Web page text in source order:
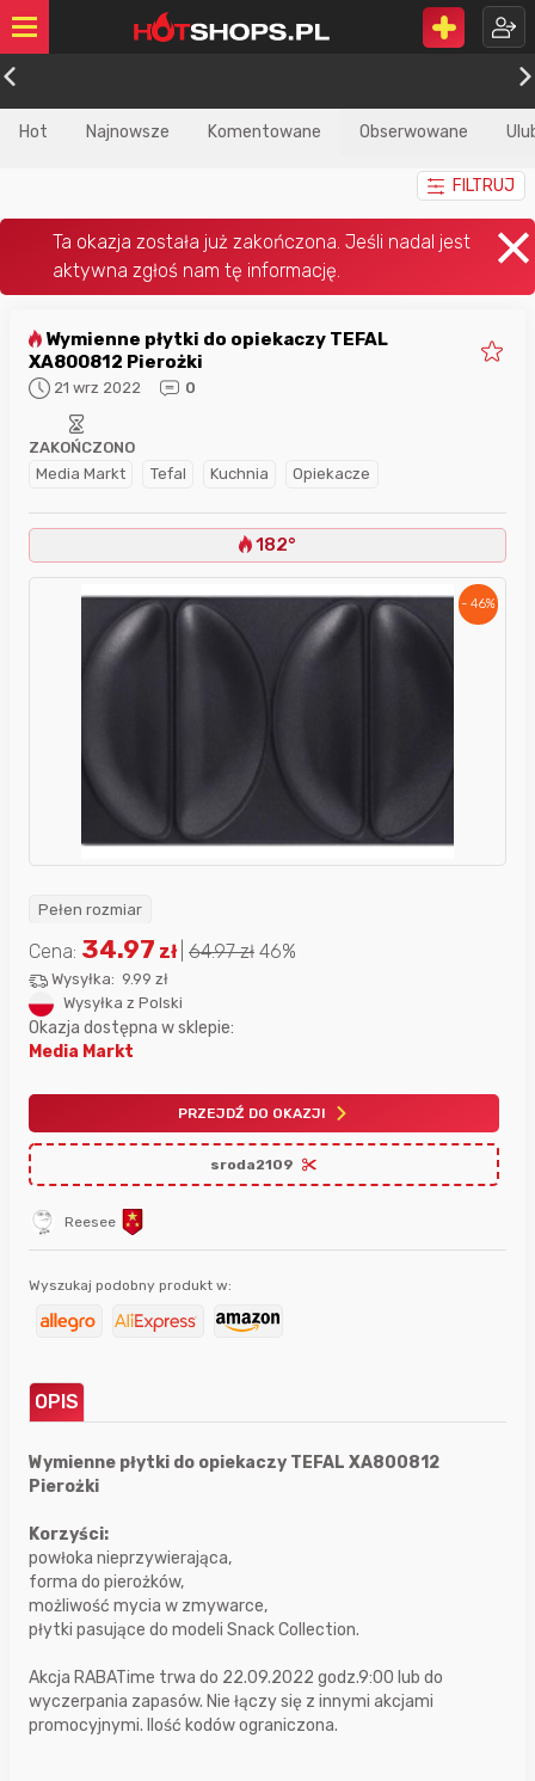
Hot Najnowsze Komentowane Obserwowane
FILTRUJ
XA800812 Pierożki
21 wrz 2022 0
Media Markt Tefal Kuchnia Opiekacze
ZAKOŃCZONO
182°
- 46%
Pełen rozmiar
Reesee
Cena: 34.97 zł 64.97zł 46%
Wysyłka: 9.99 zł
Wysyłka z Polski
Okazja dostępna w sklepie:
Media Markt
PRZEJDŹ DO OKAZJI
sroda2109
Wyszukaj podobny produkt w:
OPIS
Wymienne płytki do opiekaczy TEFAL XA800812
Pierożki
Korzyści:
powłoka nieprzywierająca,
forma do pierożków,
możliwość mycia w zmywarce,
płytki pasujące do modeli Snack Collection.
Akcja RABATime trwa do 22.09.2022 godz.9:00 lub do
wyczerpania zapasów. Nie łączy się z innymi akcjami
promocyjnymi. Ilość kodów ograniczona.